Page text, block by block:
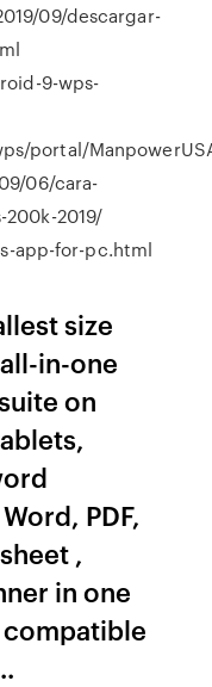
09/descargar-
9-wps-
portal/
06/cara-
2019/
app-for-pc.html
size
in-one
on
PDF,
,
in one